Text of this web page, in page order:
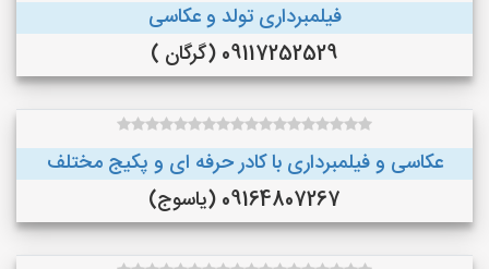
فیلمبرداری تولد و عکاسی
09117252529 (گرگان )
عکاسی و فیلمبرداری با کادر حرفه ای و پکیج مختلف
09164807267 (یاسوج)